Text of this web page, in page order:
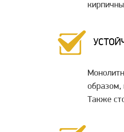
образом,
Также